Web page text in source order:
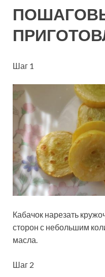
Шаг 1
Кабачок нарезать
сторон с небольшим
масла.
Шаг 2